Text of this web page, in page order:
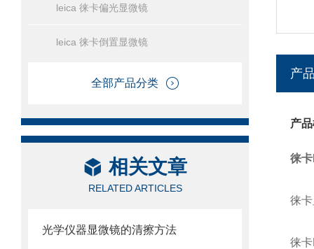
leica 徕卡偏光显微镜
leica 徕卡倒置显微镜
全部产品分类
相关文章
RELATED ARTICLES
光学仪器显微镜的清擦方法
产
产
徕
徕
徕